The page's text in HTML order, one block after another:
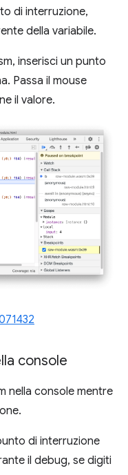
di interruzione,
della variabile.
inserisci un punto
Passa il mouse
il valore.
console
nella console mentre
di interruzione
il debug, se digiti